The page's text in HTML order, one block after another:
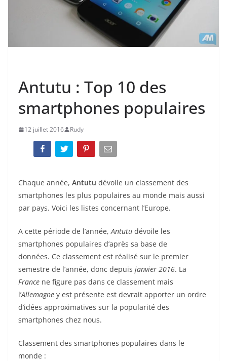
Antutu : Top 10 des
smartphones populaires
12 juillet 2016 Rudy
Chaque année, Antutu dévoile un classement des
smartphones les plus populaires au monde mais aussi
par pays. Voici les listes concernant l’Europe.
A cette période de l’année, Antutu dévoile les
smartphones populaires d’après sa base de
données. Ce classement est réalisé sur le premier
semestre de l’année, donc depuis janvier 2016. La
France ne figure pas dans ce classement mais
l’Allemagne y est présente est devrait apporter un ordre
d’idées approximatives sur la popularité des
smartphones chez nous.
Classement des smartphones populaires dans le
monde :